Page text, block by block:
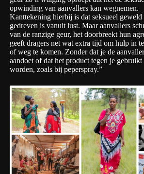
opwinding van aanvallers kan wegnemen.
Kanttekening hierbij is dat seksueel geweld
gedreven is vanuit lust. Maar aanvallers
van de ranzige geur, het doorbreekt hun
geeft dragers net wat extra tijd om hulp in
of weg te komen. Zonder dat je de
aandoet of dat het product tegen je gebruikt
worden, zoals bij peperspray.”